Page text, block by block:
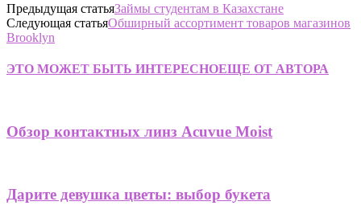
Предыдущая статьяЗаймы студентам в Казахстане
Следующая статьяОбширный ассортимент товаров магазинов
Brooklyn
ЭТО МОЖЕТ БЫТЬ ИНТЕРЕСНОЕЩЕ ОТ АВТОРА
Обзор контактных линз Acuvue Moist
Дарите девушка цветы: выбор букета